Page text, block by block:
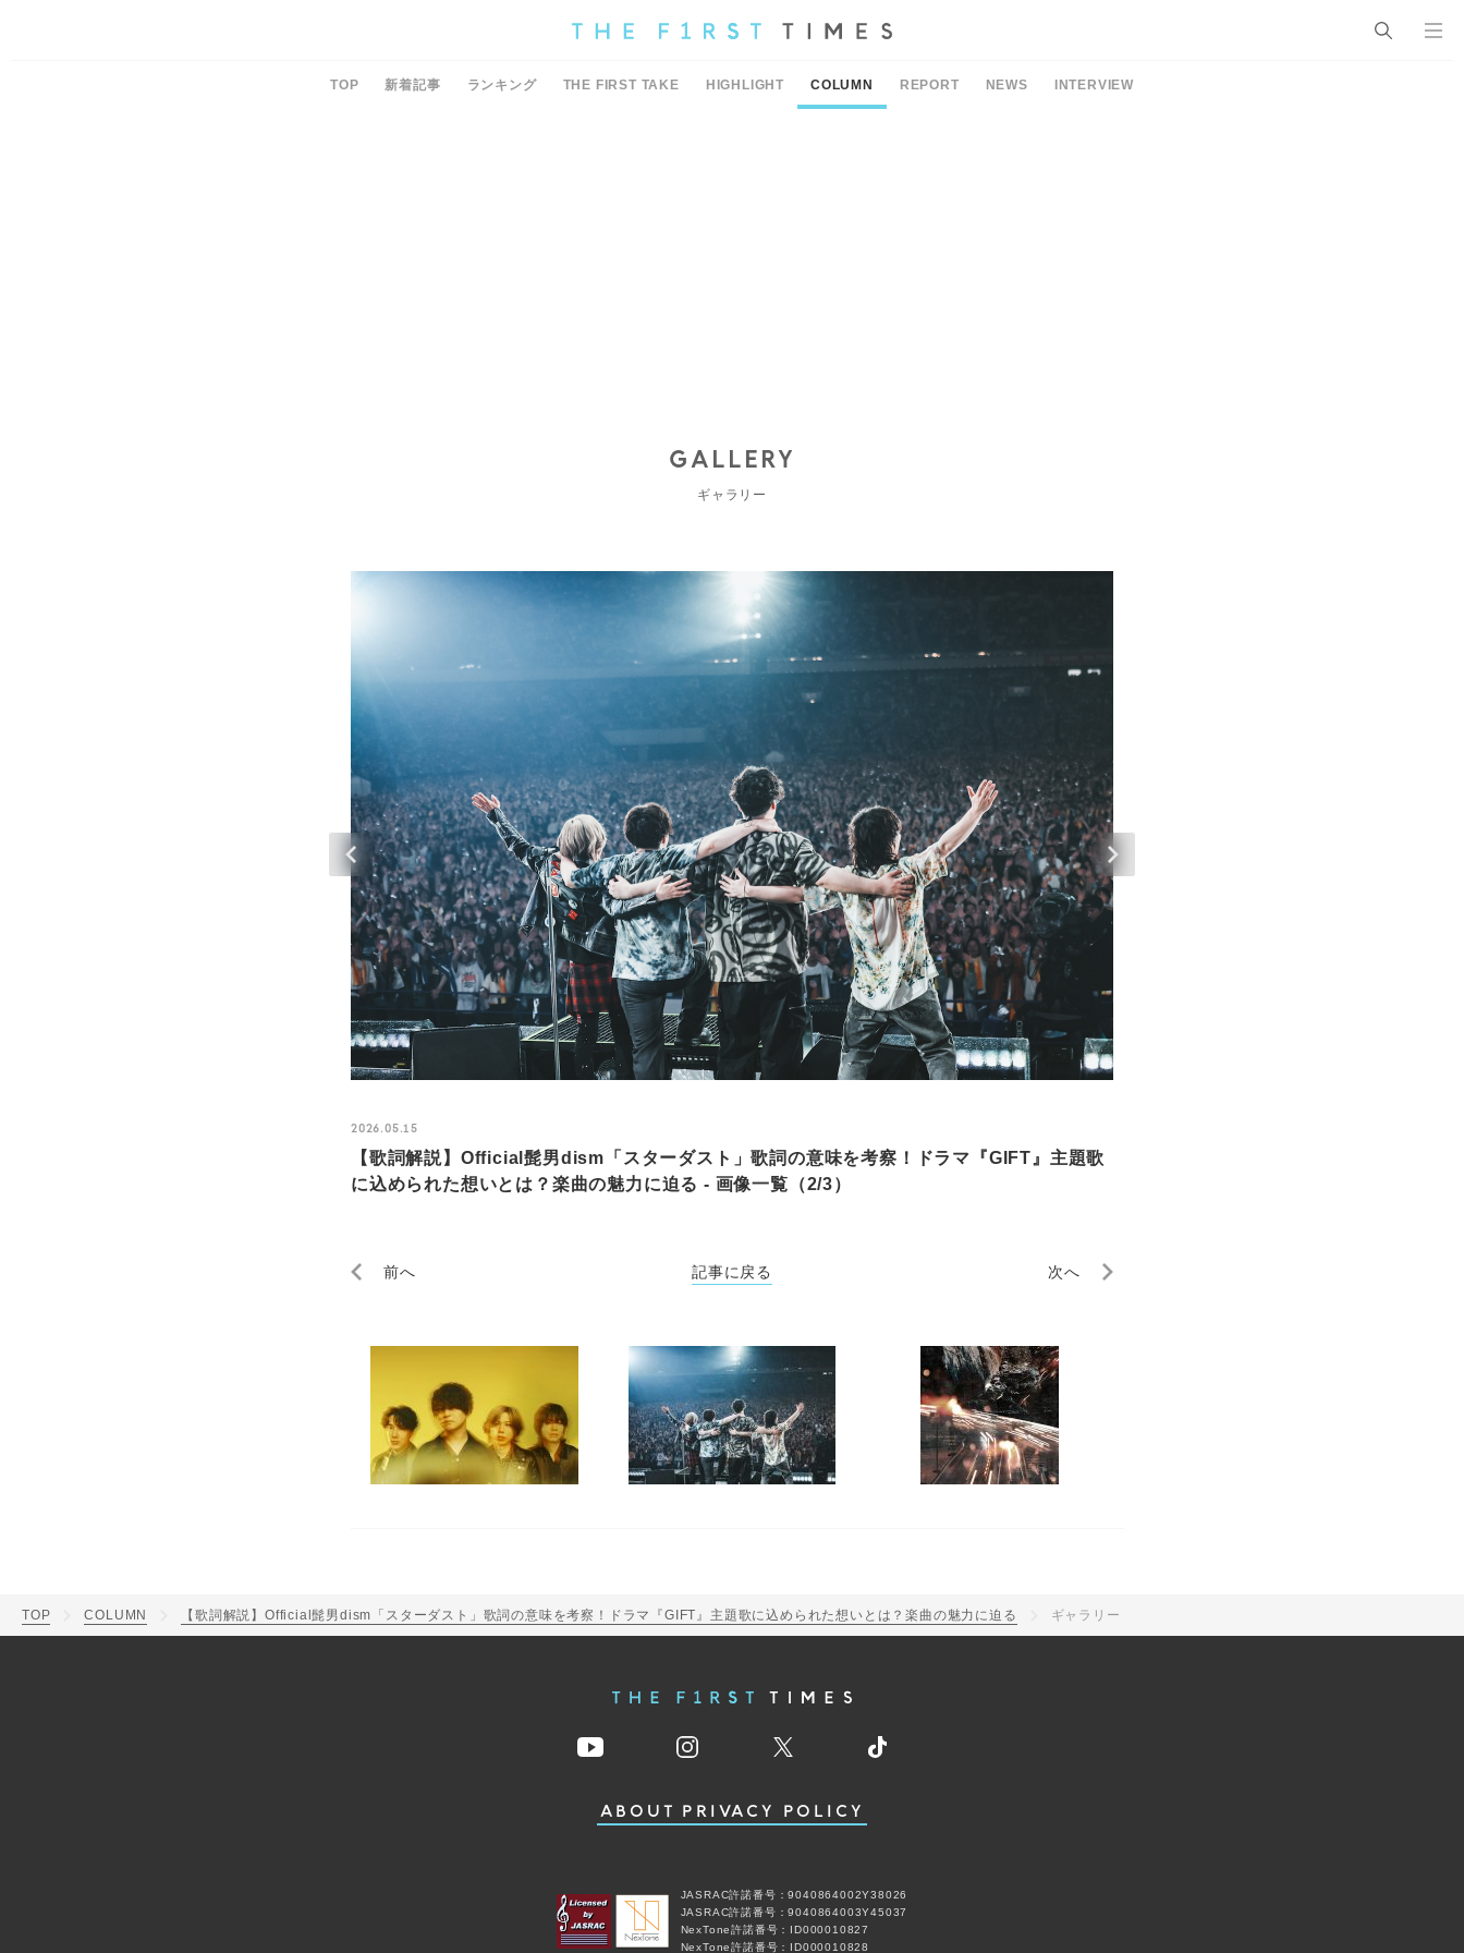
TOP 新着記事 ランキング THE FIRST TAKE HIGHLIGHT COLUMN REPORT NEWS INTERVIEW
GALLERY
ギャラリー
2026.05.15
【歌詞解説】Official髭男dism「スターダスト」歌詞の意味を考察！ドラマ『GIFT』主題歌
に込められた想いとは？楽曲の魅力に迫る - 画像一覧（2/3）
前へ 記事に戻る 次へ
TOP COLUMN 【歌詞解説】Official髭男dism「スターダスト」歌詞の意味を考察！ドラマ『GIFT』主題歌に込められた想いとは？楽曲の魅力に迫る ギャラリー
ABOUT PRIVACY POLICY
JASRAC許諾番号：9040864002Y38026
JASRAC許諾番号：9040864003Y45037
NexTone許諾番号：ID000010827
NexTone許諾番号：ID000010828